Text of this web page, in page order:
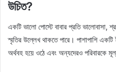
উচিত?
একটি ভালো পোস্টে বাবার প্রতি ভালোবাসা,
স্মৃতির উল্লেখ থাকতে পারে। পাশাপাশি
অর্থবহ হয়ে ওঠে এবং অন্যদেরও পরিবারকে